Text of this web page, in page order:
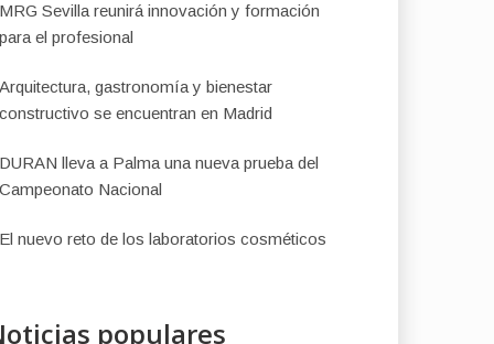
MRG Sevilla reunirá innovación y formación
para el profesional
Arquitectura, gastronomía y bienestar
constructivo se encuentran en Madrid
DURAN lleva a Palma una nueva prueba del
Campeonato Nacional
El nuevo reto de los laboratorios cosméticos
populares